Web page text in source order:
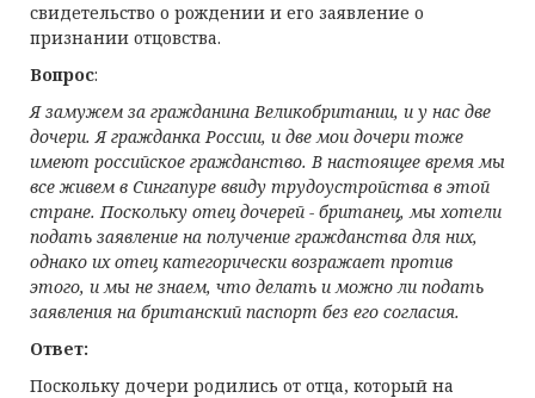
свидетельство о рождении и его заявление о
признании отцовства.
Вопрос:
Я замужем за гражданина Великобритании, и у нас две
дочери. Я гражданка России, и две мои дочери тоже
имеют российское гражданство. В настоящее время мы
все живем в Сингапуре ввиду трудоустройства в этой
стране. Поскольку отец дочерей - британец, мы хотели
подать заявление на получение гражданства для них,
однако их отец категорически возражает против
этого, и мы не знаем, что делать и можно ли подать
заявления на британский паспорт без его согласия.
Ответ:
Поскольку дочери родились от отца, который на